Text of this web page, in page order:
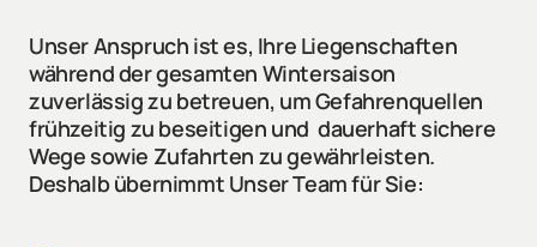
Unser Anspruch ist es, Ihre Liegenschaften
während der gesamten Wintersaison
zuverlässig zu betreuen, um Gefahrenquellen
frühzeitig zu beseitigen und  dauerhaft sichere
Wege sowie Zufahrten zu gewährleisten.
Deshalb übernimmt Unser Team für Sie: